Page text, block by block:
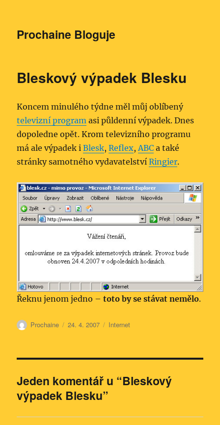
Prochaine Bloguje
Bleskový výpadek Blesku
Koncem minulého týdne měl můj oblíbený
televizní program asi půldenní výpadek. Dnes
dopoledne opět. Krom televizního programu
má ale výpadek iBlesk,Reflex,ABC a také
stránky samotného vydavatelstvíRingier.
Řeknu jenom jedno –toto by se stávat nemělo.
Autor:
Prochaine Publikováno:
24. 4. 2007 Rubriky:
Internet
Jeden komentář u “Bleskový
výpadek Blesku”